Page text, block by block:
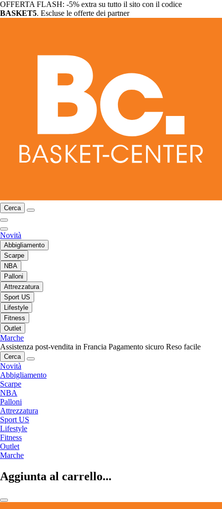
OFFERTA FLASH: -5% extra su tutto il sito con il codice
BASKET5. Escluse le offerte dei partner
Cerca
Novità
Abbigliamento
Scarpe
NBA
Palloni
Attrezzatura
Sport US
Lifestyle
Fitness
Outlet
Marche
Assistenza post-vendita in Francia Pagamento sicuro Reso facile
Cerca
Novità
Abbigliamento
Scarpe
NBA
Palloni
Attrezzatura
Sport US
Lifestyle
Fitness
Outlet
Marche
Aggiunta al carrello...